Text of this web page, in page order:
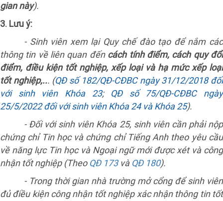
gian này).
3. Lưu ý:
- Sinh viên xem lại Quy chế đào tạo để nắm các
thông tin về liên quan đến cách tính điểm, cách quy đổi
điểm, điều kiện tốt nghiệp, xếp loại và hạ mức xếp loại
tốt nghiệp,... (QĐ số 182/QĐ-CĐBC ngày 31/12/2018 đối
với sinh viên Khóa 23; QĐ số 75/QĐ-CĐBC ngày
25/5/2022 đối với sinh viên Khóa 24và Khóa 25).
- Đối với sinh viên Khóa 25, sinh viên cần phải nộp
chứng chỉ Tin học và chứng chỉ Tiếng Anh theo yêu cầu
về năng lực Tin học và Ngoại ngữ mới được xét và công
nhận tốt nghiệp (Theo QĐ 173và QĐ 180).
- Trong thời gian nhà trường mở cổng để sinh viên
đủ điều kiện công nhận tốt nghiệp xác nhận thông tin tốt